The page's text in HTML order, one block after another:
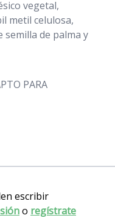
vegetal,
metil celulosa,
semilla de palma y
PARA
escribir
o regístrate